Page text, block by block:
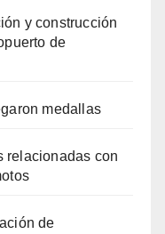
y construcción
de
medallas
relacionadas con
de